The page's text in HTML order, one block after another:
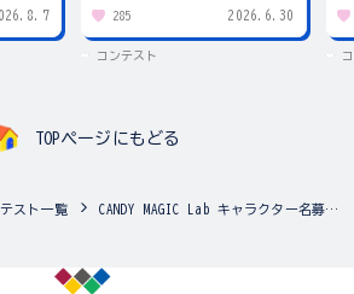
285 2026.6.30
コンテスト
TOPページにもどる
スト一覧 CANDY MAGIC Lab キャラクター名募集コンテスト